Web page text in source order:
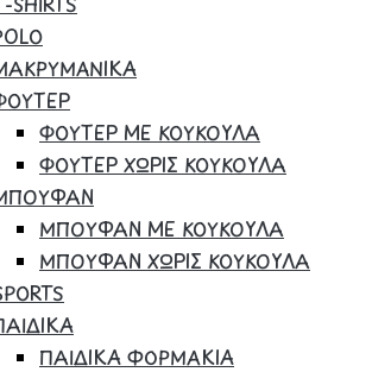
ΦΟΥΤΕΡ ΜΕ ΚΟΥΚΟΥΛΑ
ΦΟΥΤΕΡ ΧΩΡΙΣ ΚΟΥΚΟΥΛΑ
ΜΠΟΥΦΑΝ ΜΕ ΚΟΥΚΟΥΛΑ
ΜΠΟΥΦΑΝ ΧΩΡΙΣ ΚΟΥΚΟΥΛΑ
ΠΑΙΔΙΚΑ ΦΟΡΜΑΚΙΑ